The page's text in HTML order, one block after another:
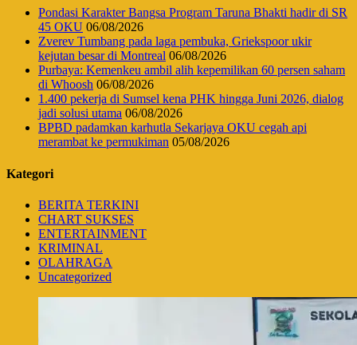
Pondasi Karakter Bangsa Program Taruna Bhakti hadir di SR
45 OKU 06/08/2026
Zverev Tumbang pada laga pembuka, Griekspoor ukir
kejutan besar di Montreal 06/08/2026
Purbaya: Kemenkeu ambil alih kepemilikan 60 persen saham
di Whoosh 06/08/2026
1.400 pekerja di Sumsel kena PHK hingga Juni 2026, dialog
jadi solusi utama 06/08/2026
BPBD padamkan karhutla Sekarjaya OKU cegah api
merambat ke permukiman 05/08/2026
Kategori
BERITA TERKINI
CHART SUKSES
ENTERTAINMENT
KRIMINAL
OLAHRAGA
Uncategorized